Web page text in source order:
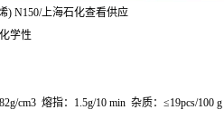
) N150/上海石化查看供应
学性
cm3 熔指： 1.5g/10 min 杂质：≤19pcs/100 g